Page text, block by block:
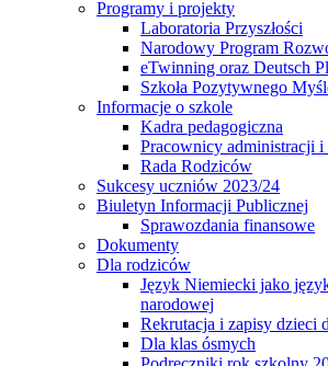
Programy i projekty
Laboratoria Przyszłości
Narodowy Program
eTwinning oraz Deutsch
Szkoła Pozytywnego
Informacje o szkole
Kadra pedagogiczna
Pracownicy administracji i
Rada Rodziców
Sukcesy uczniów 2023/24
Biuletyn Informacji Publicznej
Sprawozdania finansowe
Dokumenty
Dla rodziców
Język Niemiecki jako
narodowej
Rekrutacja i zapisy dzieci
Dla klas ósmych